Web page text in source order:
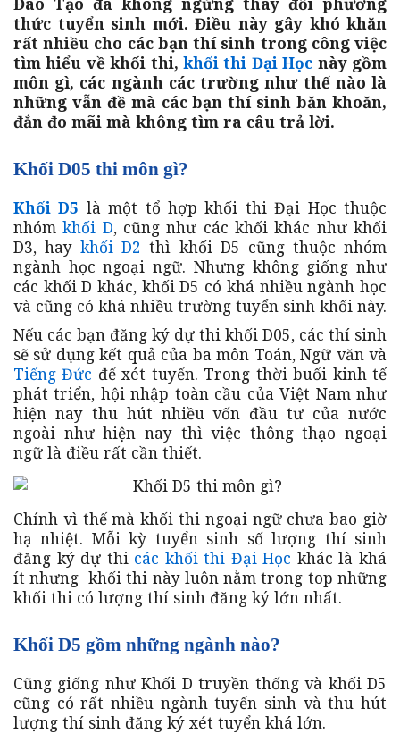
thức tuyển sinh mới. Điều này gây khó khăn
rất nhiều cho các bạn thí sinh trong công việc
tìm hiểu về khối thi, khối thi Đại Học này gồm
môn gì, các ngành các trường như thế nào là
những vẫn đề mà các bạn thí sinh băn khoăn,
đắn đo mãi mà không tìm ra câu trả lời.
Khối D05 thi môn gì?
Khối D5 là một tổ hợp khối thi Đại Học thuộc
nhómkhối D, cũng như các khối khác như khối
D3, haykhối D2 thì khối D5 cũng thuộc nhóm
ngành học ngoại ngữ. Nhưng không giống như
các khối D khác, khối D5 có khá nhiều ngành học
và cũng có khá nhiều trường tuyển sinh khối này.
Nếu các bạn đăng ký dự thi khối D05, các thí sinh
sẽ sử dụng kết quả của ba môn Toán, Ngữ văn và
Tiếng Đức để xét tuyển. Trong thời buổi kinh tế
phát triển, hội nhập toàn cầu của Việt Nam như
hiện nay thu hút nhiều vốn đầu tư của nước
ngoài như hiện nay thì việc thông thạo ngoại
ngữ là điều rất cần thiết.
Chính vì thế mà khối thi ngoại ngữ chưa bao giờ
hạ nhiệt. Mỗi kỳ tuyển sinh số lượng thí sinh
đăng ký dự thi các khối thi Đại Học khác là khá
ít nhưng khối thi này luôn nằm trong top những
khối thi có lượng thí sinh đăng ký lớn nhất.
Khối D5 gồm những ngành nào?
Cũng giống như Khối D truyền thống và khối D5
cũng có rất nhiều ngành tuyển sinh và thu hút
lượng thí sinh đăng ký xét tuyển khá lớn.